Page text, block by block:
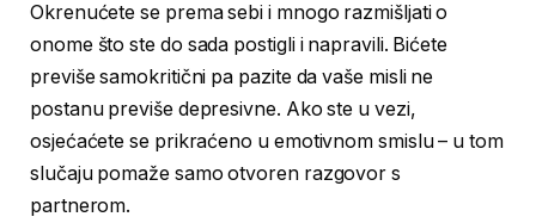
Okrenućete se prema sebi i mnogo razmišljati o
onome što ste do sada postigli i napravili. Bićete
previše samokritični pa pazite da vaše misli ne
postanu previše depresivne. Ako ste u vezi,
osjećaćete se prikraćeno u emotivnom smislu – u tom
slučaju pomaže samo otvoren razgovor s
partnerom.